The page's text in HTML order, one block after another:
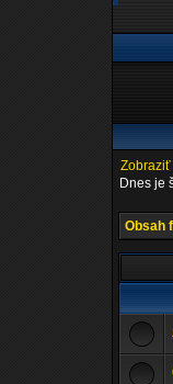
Zobraziť
Dnes je
Obsah